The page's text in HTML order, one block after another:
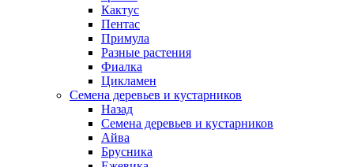
Кактус
Пентас
Примула
Разные растения
Фиалка
Цикламен
Семена деревьев и кустарников
Назад
Семена деревьев и кустарников
Айва
Брусника